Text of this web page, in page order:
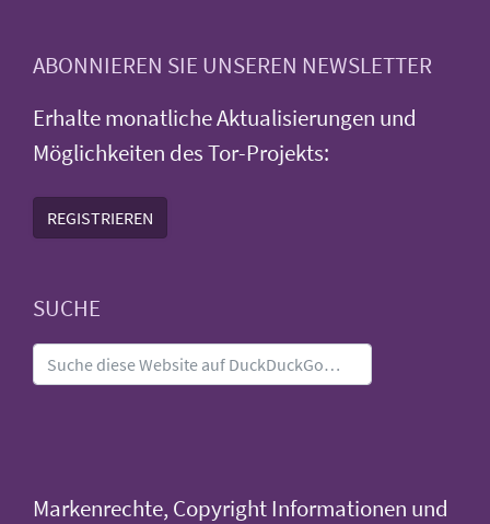
ABONNIEREN SIE UNSEREN NEWSLETTER
Erhalte monatliche Aktualisierungen und
Möglichkeiten des Tor-Projekts:
REGISTRIEREN
SUCHE
Markenrechte, Copyright Informationen und